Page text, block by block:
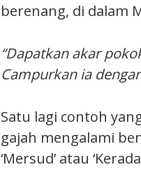
berenang, di dalam
“Dapatkan akar
Campurkan ia
Satu lagi contoh
gajah mengalami
‘Mersud’ atau